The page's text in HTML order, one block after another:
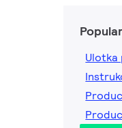
Ulotka